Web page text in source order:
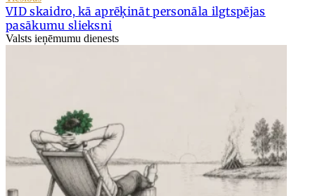
VID skaidro, kā aprēķināt personāla ilgtspējas
pasākumu slieksni
Valsts ieņēmumu dienests